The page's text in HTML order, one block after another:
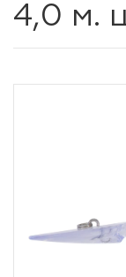
4,0 м.